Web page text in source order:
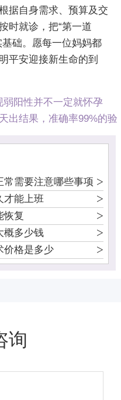
据自身需求、预算及交
时就诊，把“第一道
础。愿每一位妈妈都
平安迎接新生命的到
阳性并不一定就怀孕
出结果，准确率99%的验
常需要注意哪些事项 >
才能上班 >
恢复 >
概多少钱 >
价格是多少 >
询